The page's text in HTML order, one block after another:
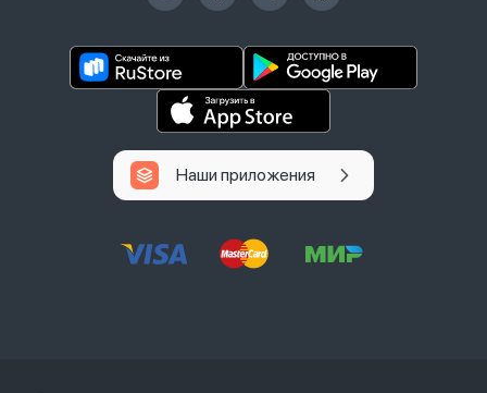
Наши приложения